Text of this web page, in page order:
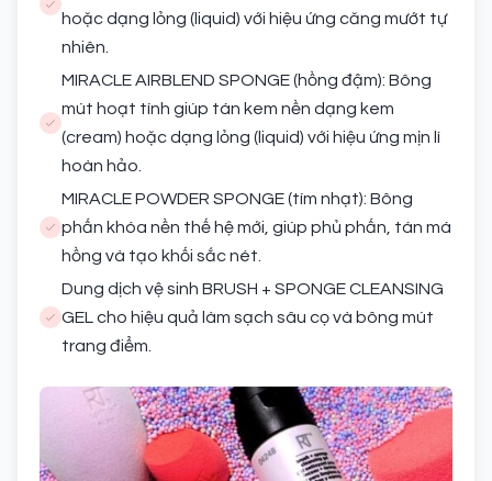
hoặc dạng lỏng (liquid) với hiệu ứng căng mướt tự
nhiên.
MIRACLE AIRBLEND SPONGE (hồng đậm): Bông
mút hoạt tính giúp tán kem nền dạng kem
(cream) hoặc dạng lỏng (liquid) với hiệu ứng mịn lì
hoàn hảo.
MIRACLE POWDER SPONGE (tím nhạt): Bông
phấn khóa nền thế hệ mới, giúp phủ phấn, tán má
hồng và tạo khối sắc nét.
Dung dịch vệ sinh BRUSH + SPONGE CLEANSING
GEL cho hiệu quả làm sạch sâu cọ và bông mút
trang điểm.